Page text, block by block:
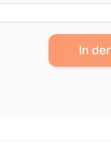
In